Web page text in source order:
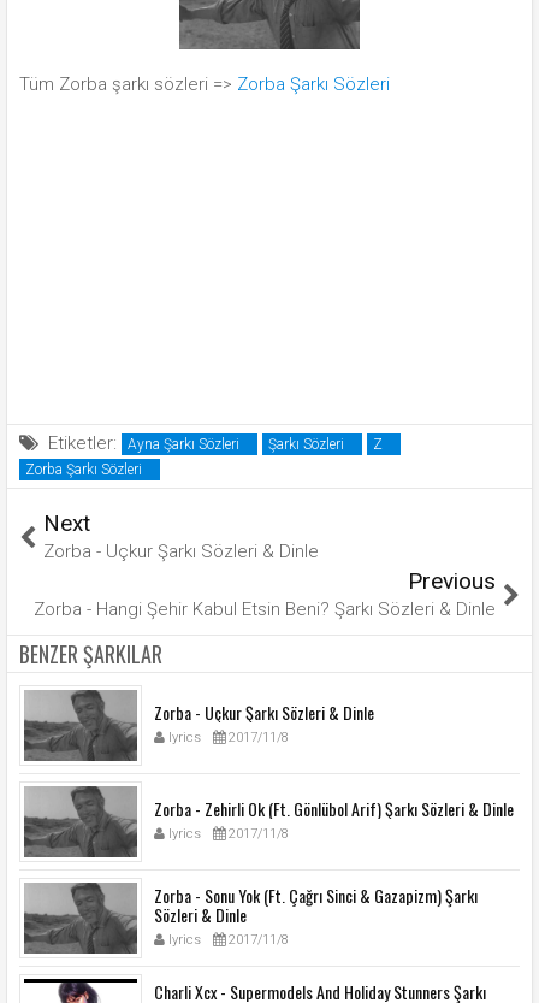
Tüm Zorba şarkı sözleri => Zorba Şarkı Sözleri
Etiketler: Ayna Şarkı Sözleri Şarkı Sözleri
Z
Zorba Şarkı Sözleri
Next
Zorba - Uçkur Şarkı Sözleri & Dinle
Previous
Zorba - Hangi Şehir Kabul Etsin Beni? Şarkı Sözleri & Dinle
BENZER ŞARKILAR
Zorba - Uçkur Şarkı Sözleri & Dinle
lyrics 2017/11/8
Zorba - Zehirli Ok (Ft. Gönlübol Arif) Şarkı Sözleri & Dinle
lyrics 2017/11/8
Zorba - Sonu Yok (Ft. Çağrı Sinci & Gazapizm) Şarkı
Sözleri & Dinle
lyrics 2017/11/8
Charli Xcx - Supermodels And Holiday Stunners Şarkı